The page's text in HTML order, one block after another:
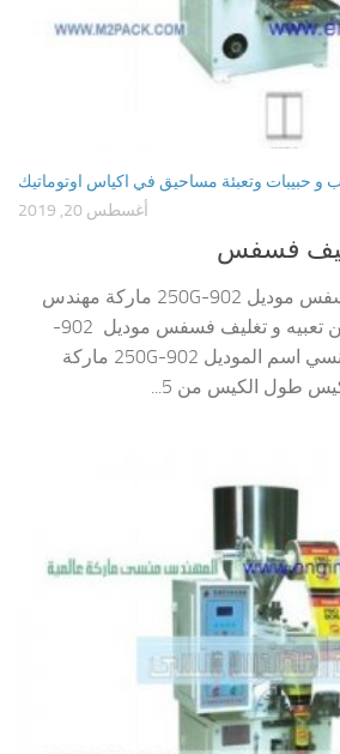
و حبيبات وتعبئة مساحيق في اكياس اوتوماتيك
أغسطس 20, 2019
فسفس
مكائن تعبيه و تغليف فسفس موديل 902-250G ماركة مهندس
منسي مواصفات مكائن تعبيه و تغليف فسفس موديل 902-
250G ماركة مهندس منسي اسم الموديل 902-250G ماركة
طول الكيس من 5...